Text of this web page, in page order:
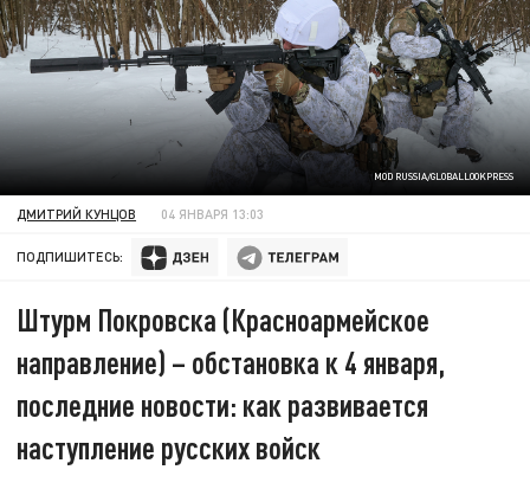
MOD RUSSIA/GLOBALLOOKPRESS
ДМИТРИЙ КУНЦОВ 04 ЯНВАРЯ 13:03
ПОДПИШИТЕСЬ:
Штурм Покровска (Красноармейское
направление) – обстановка к 4 января,
последние новости: как развивается
наступление русских войск